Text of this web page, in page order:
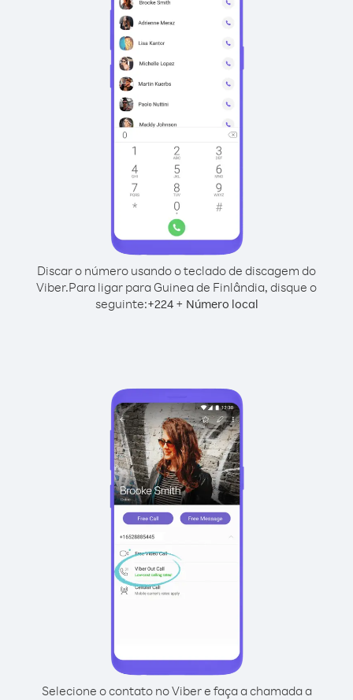
Discar o número usando o teclado de discagem do
Viber.Para ligar para Guinea de Finlândia, disque o
seguinte:+224+ Número local
Selecione o contato no Viber e faça a chamada a